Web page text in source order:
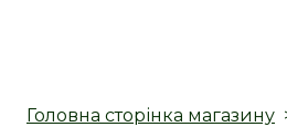
Головна сторінка магазину